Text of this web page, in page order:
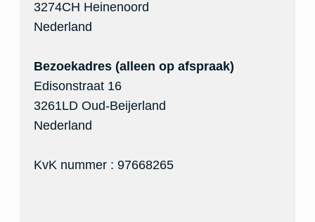
3274CH Heinenoord
Nederland
Bezoekadres (alleen op afspraak)
Edisonstraat 16
3261LD Oud-Beijerland
Nederland
KvK nummer : 97668265